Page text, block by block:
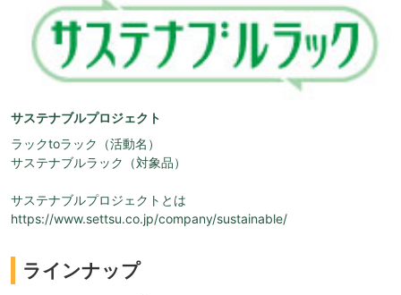
サステナブルプロジェクト
ラックtoラック（活動名）
サステナブルラック（対象品）
サステナブルプロジェクトとは
https://www.settsu.co.jp/company/sustainable/
ラインナップ